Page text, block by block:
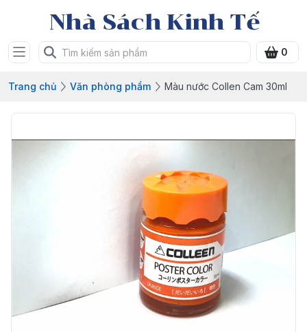
Nhà Sách Kinh Tế
0
Trang chủ Văn phòng phẩm Màu nước Collen Cam 30ml